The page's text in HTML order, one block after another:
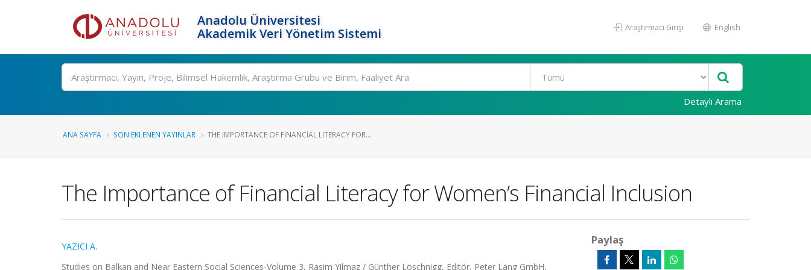
Anadolu Üniversitesi
Akademik Veri Yönetim Sistemi
Araştırmacı Girişi English
Ara
Detaylı Arama
ANA SAYFA SON EKLENEN YAYINLAR THE IMPORTANCE OF FINANCIAL LITERACY FOR...
The Importance of Financial Literacy for Women’s Financial Inclusion
YAZICI A.
Studies on Balkan and Near Eastern Social Sciences-Volume 3, Rasim Yilmaz / Günther Löschnigg, Editör, Peter Lang GmbH,
Paylaş